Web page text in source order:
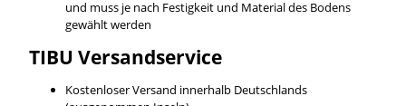
und muss je nach Festigkeit und Material des Bodens
gewählt werden
TIBU Versandservice
Kostenloser Versand innerhalb Deutschlands